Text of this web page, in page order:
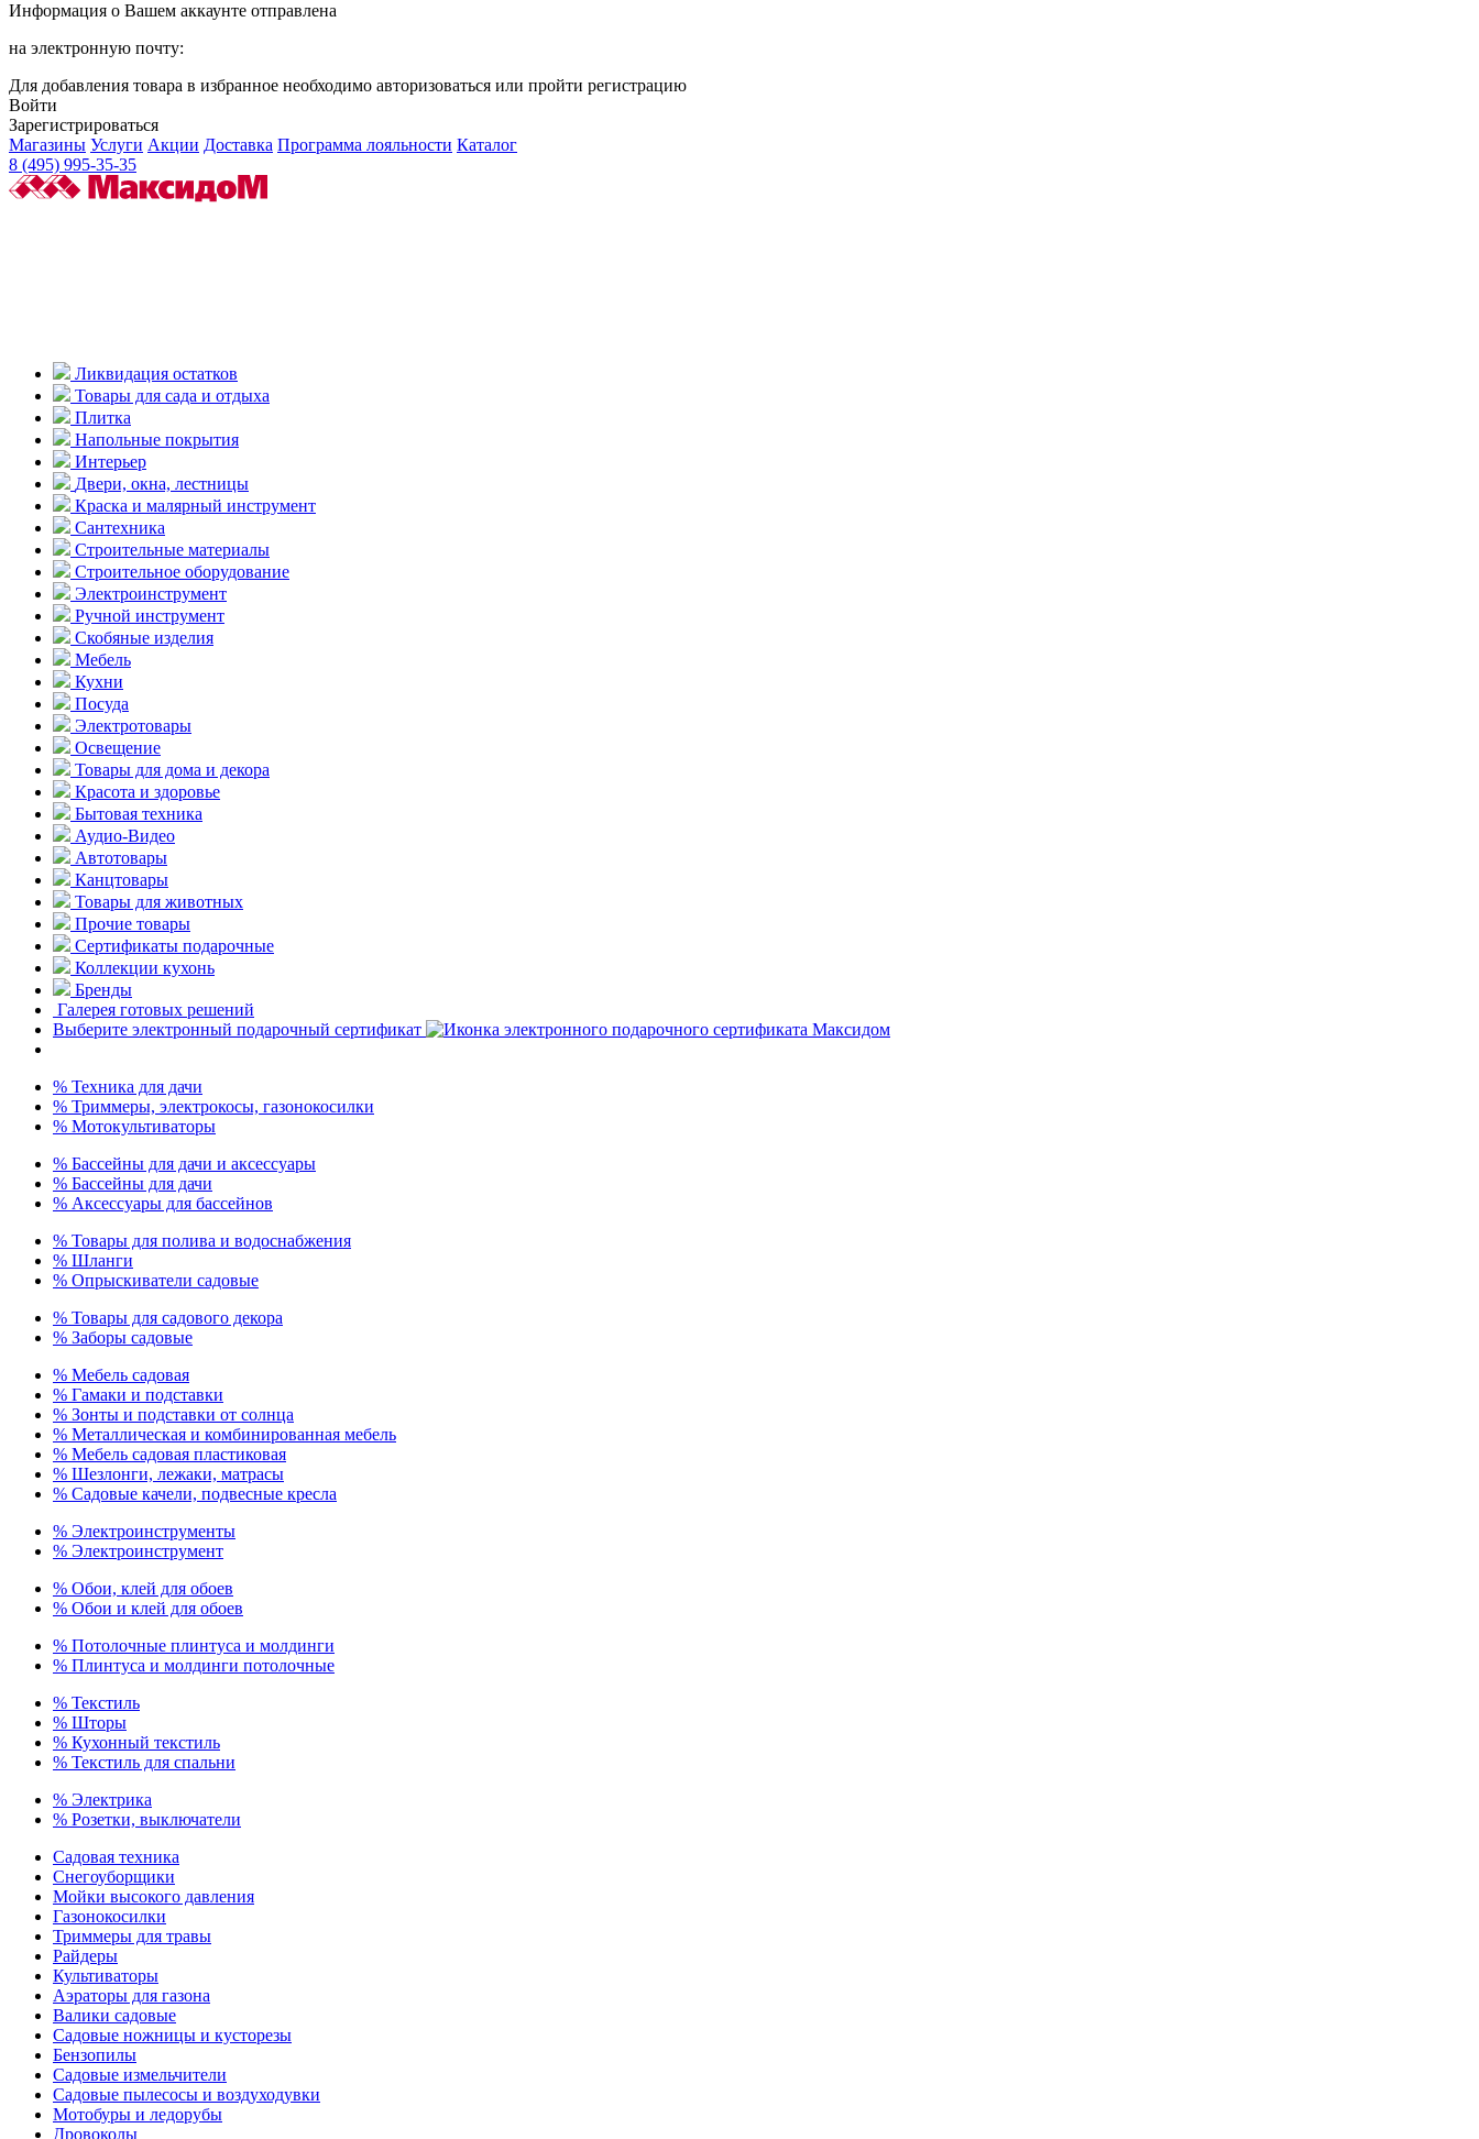
Информация о Вашем аккаунте отправлена
на электронную почту:
Для добавления товара в избранное необходимо авторизоваться или пройти регистрацию
Войти
Зарегистрироваться
Магазины Услуги Акции Доставка Программа лояльности Каталог
8 (495) 995-35-35
Ликвидация остатков
Товары для сада и отдыха
Плитка
Напольные покрытия
Интерьер
Двери, окна, лестницы
Краска и малярный инструмент
Сантехника
Строительные материалы
Строительное оборудование
Электроинструмент
Ручной инструмент
Скобяные изделия
Мебель
Кухни
Посуда
Электротовары
Освещение
Товары для дома и декора
Красота и здоровье
Бытовая техника
Аудио-Видео
Автотовары
Канцтовары
Товары для животных
Прочие товары
Сертификаты подарочные
Коллекции кухонь
Бренды
Галерея готовых решений
Выберите электронный подарочный сертификат
% Техника для дачи
% Триммеры, электрокосы, газонокосилки
% Мотокультиваторы
% Бассейны для дачи и аксессуары
% Бассейны для дачи
% Аксессуары для бассейнов
% Товары для полива и водоснабжения
% Шланги
% Опрыскиватели садовые
% Товары для садового декора
% Заборы садовые
% Мебель садовая
% Гамаки и подставки
% Зонты и подставки от солнца
% Металлическая и комбинированная мебель
% Мебель садовая пластиковая
% Шезлонги, лежаки, матрасы
% Садовые качели, подвесные кресла
% Электроинструменты
% Электроинструмент
% Обои, клей для обоев
% Обои и клей для обоев
% Потолочные плинтуса и молдинги
% Плинтуса и молдинги потолочные
% Текстиль
% Шторы
% Кухонный текстиль
% Текстиль для спальни
% Электрика
% Розетки, выключатели
Садовая техника
Снегоуборщики
Мойки высокого давления
Газонокосилки
Триммеры для травы
Райдеры
Культиваторы
Аэраторы для газона
Валики садовые
Садовые ножницы и кусторезы
Бензопилы
Садовые измельчители
Садовые пылесосы и воздуходувки
Мотобуры и ледорубы
Дровоколы